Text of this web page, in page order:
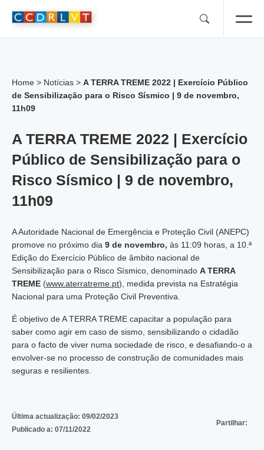
Home > Notícias > A TERRA TREME 2022 | Exercício Público
de Sensibilização para o Risco Sísmico | 9 de novembro,
11h09
A TERRA TREME 2022 | Exercício
Público de Sensibilização para o
Risco Sísmico | 9 de novembro,
11h09
A Autoridade Nacional de Emergência e Proteção Civil (ANEPC)
promove no próximo dia 9 de novembro, às 11:09 horas, a 10.ª
Edição do Exercício Público de âmbito nacional de
Sensibilização para o Risco Sísmico, denominado A TERRA
TREME (www.aterratreme.pt), medida prevista na Estratégia
Nacional para uma Proteção Civil Preventiva.
É objetivo de A TERRA TREME capacitar a população para
saber como agir em caso de sismo, sensibilizando o cidadão
para o facto de viver numa sociedade de risco, e desafiando-o a
envolver-se no processo de construção de comunidades mais
seguras e resilientes.
Última actualização: 09/02/2023
Publicado a: 07/11/2022
Partilhar: